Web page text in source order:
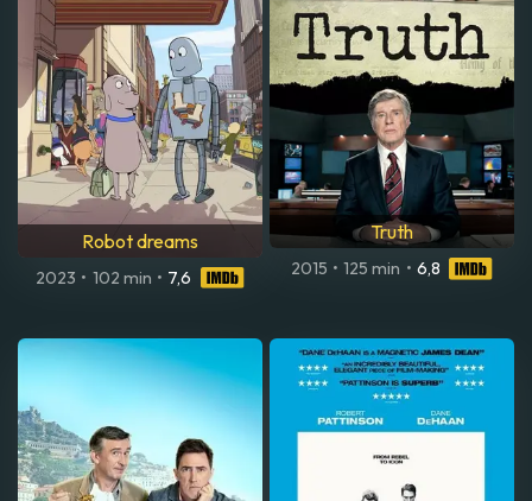
Robot dreams
2023 • 102 min • 7,6
Truth
2015 • 125 min • 6,8